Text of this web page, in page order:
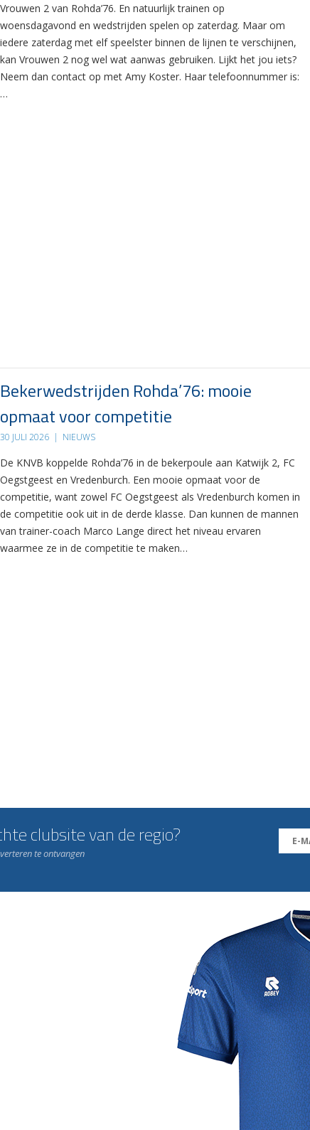
Vrouwen 2 van Rohda’76. En natuurlijk trainen op
woensdagavond en wedstrijden spelen op zaterdag. Maar om
iedere zaterdag met elf speelster binnen de lijnen te verschijnen,
kan Vrouwen 2 nog wel wat aanwas gebruiken. Lijkt het jou iets?
Neem dan contact op met Amy Koster. Haar telefoonnummer is:
…
Bekerwedstrijden Rohda’76: mooie
opmaat voor competitie
30 JULI 2026 | NIEUWS
De KNVB koppelde Rohda’76 in de bekerpoule aan Katwijk 2, FC
Oegstgeest en Vredenburch. Een mooie opmaat voor de
competitie, want zowel FC Oegstgeest als Vredenburch komen in
de competitie ook uit in de derde klasse. Dan kunnen de mannen
van trainer-coach Marco Lange direct het niveau ervaren
waarmee ze in de competitie te maken…
clubsite van de regio?
te ontvangen